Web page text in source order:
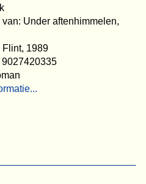
Under aftenhimmelen,
Flint, 1989
9027420335